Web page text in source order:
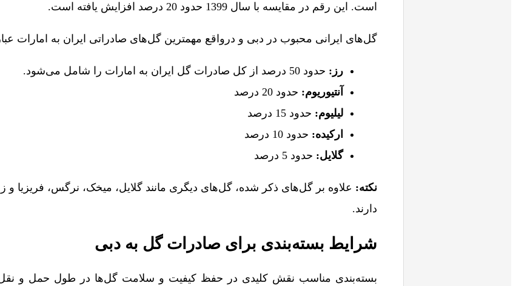
است. این رقم در مقایسه با سال 1399 حدود 20 درصد افزایش یافته است.
گل‌های ایرانی محبوب در دبی و درواقع مهمترین گل‌های صادراتی ایران به امارات
رز: حدود 50 درصد از کل صادرات گل ایران به امارات را شامل می‌شود.
آنتیوریوم: حدود 20 درصد
لیلیوم: حدود 15 درصد
ارکیده: حدود 10 درصد
گلایل: حدود 5 درصد
نکته: علاوه بر گل‌های ذکر شده، گل‌های دیگری مانند گلایل، میخک، نرگس، فریزیا و
دارند.
شرایط بسته‌بندی برای صادرات گل به دبی
بسته‌بندی مناسب نقش کلیدی در حفظ کیفیت و سلامت گل‌ها در طول حمل و نقل